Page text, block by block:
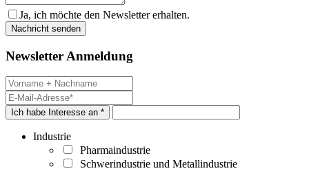
Ja, ich möchte den Newsletter erhalten.
Newsletter Anmeldung
Ich habe Interesse an *
Industrie
Pharmaindustrie
Schwerindustrie und Metallindustrie